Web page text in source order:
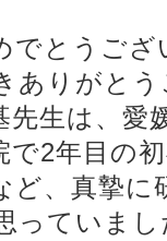
でとうご
ありがと
先生は、愛
で2年目の
ど、真摯に
っていま